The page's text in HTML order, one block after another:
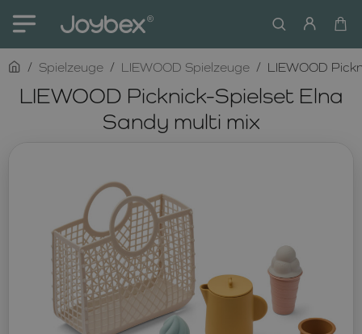
LIEWOOD Picknick-Spielset Elna
Sandy multi mix
homeSpielzeuge LIEWOOD Spielzeuge LIEWOOD